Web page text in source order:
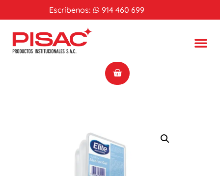
Escríbenos: 914 460 699